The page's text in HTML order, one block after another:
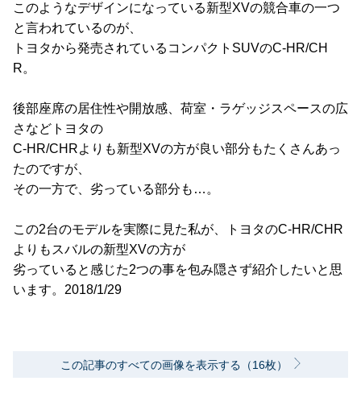
このようなデザインになっている新型XVの競合車の一つ
と言われているのが、
トヨタから発売されているコンパクトSUVのC-HR/CH
R。
後部座席の居住性や開放感、荷室・ラゲッジスペースの広
さなどトヨタの
C-HR/CHRよりも新型XVの方が良い部分もたくさんあっ
たのですが、
その一方で、劣っている部分も…。
この2台のモデルを実際に見た私が、トヨタのC-HR/CHR
よりもスバルの新型XVの方が
劣っていると感じた2つの事を包み隠さず紹介したいと思
います。2018/1/29
この記事のすべての画像を表示する（16枚）